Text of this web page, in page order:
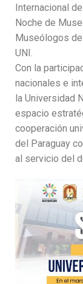
Internacional
Noche de
Museólogos
UNI.
Con la
nacionales e
la Universidad
espacio
cooperación
del Paraguay
al servicio del